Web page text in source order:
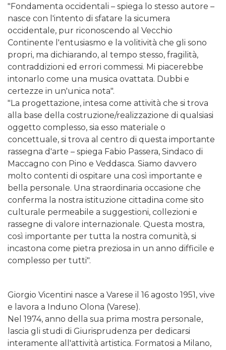
"Fondamenta occidentali – spiega lo stesso autore –
nasce con l'intento di sfatare la sicumera
occidentale, pur riconoscendo al Vecchio
Continente l'entusiasmo e la volitività che gli sono
propri, ma dichiarando, al tempo stesso, fragilità,
contraddizioni ed errori commessi. Mi piacerebbe
intonarlo come una musica ovattata. Dubbi e
certezze in un'unica nota".
"La progettazione, intesa come attività che si trova
alla base della costruzione/realizzazione di qualsiasi
oggetto complesso, sia esso materiale o
concettuale, si trova al centro di questa importante
rassegna d'arte – spiega Fabio Passera, Sindaco di
Maccagno con Pino e Veddasca. Siamo davvero
molto contenti di ospitare una così importante e
bella personale. Una straordinaria occasione che
conferma la nostra istituzione cittadina come sito
culturale permeabile a suggestioni, collezioni e
rassegne di valore internazionale. Questa mostra,
così importante per tutta la nostra comunità, si
incastona come pietra preziosa in un anno difficile e
complesso per tutti".
Giorgio Vicentini nasce a Varese il 16 agosto 1951, vive
e lavora a Induno Olona (Varese).
Nel 1974, anno della sua prima mostra personale,
lascia gli studi di Giurisprudenza per dedicarsi
interamente all'attività artistica. Formatosi a Milano,